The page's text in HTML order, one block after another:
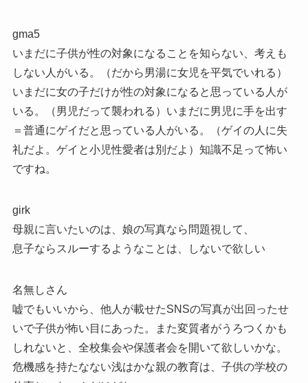
gma5
いまだに子供が性の対象になることを知らない、考えも
しない人がいる。（だから男湯に女児を平気でいれる）
いまだに女の子だけが性の対象になると思っている人が
いる。（男児だって襲われる）いまだに男児に手を出す
＝普通にゲイだと思っている人がいる。（ゲイの人に失
礼だよ。ゲイと小児性愛者は別だよ）知識不足って怖い
ですね。
girk
母親に言いたいのは、娘の写真なら問題視して、
息子ならスルーするようなことは、しないで欲しい
名無しさん
嘘でもいいから、他人が載せたSNSの写真が出回ったせ
いで子供が怖い目にあった。また変質者がうろつくかも
しれないと、全校集会や保護者会を開いて欲しいかな。
危機感を持たなない浅はかな親の教育は、子供の学校の